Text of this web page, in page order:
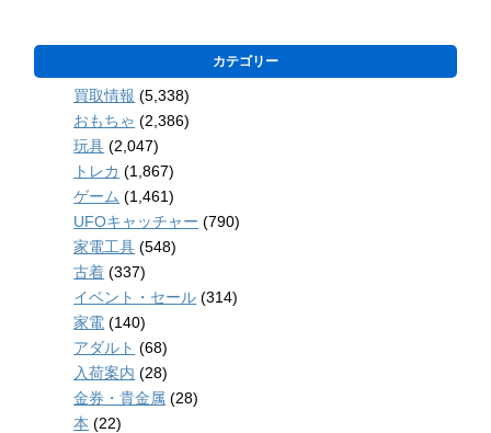
カテゴリー
買取情報 (5,338)
おもちゃ (2,386)
玩具 (2,047)
トレカ (1,867)
ゲーム (1,461)
UFOキャッチャー (790)
家電工具 (548)
古着 (337)
イベント・セール (314)
家電 (140)
アダルト (68)
入荷案内 (28)
金券・貴金属 (28)
本 (22)